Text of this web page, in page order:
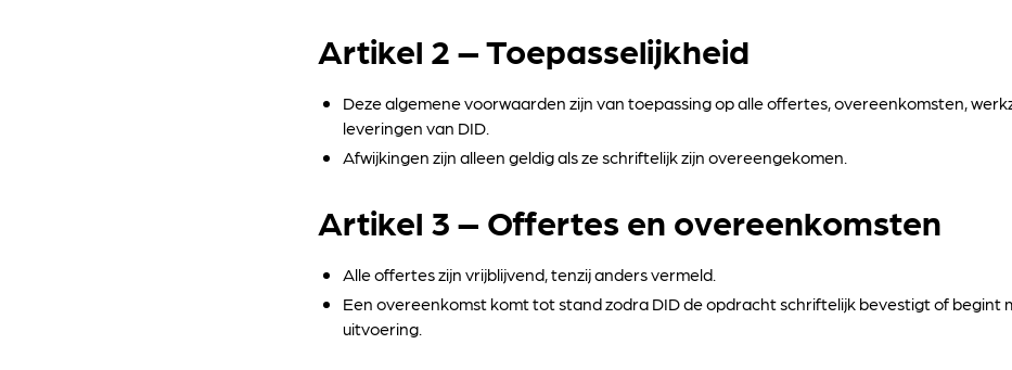
Artikel 2 – Toepasselijkheid
Deze algemene voorwaarden zijn van toepassing op alle offertes, overeenkomsten,
leveringen van DID.
Afwijkingen zijn alleen geldig als ze schriftelijk zijn overeengekomen.
Artikel 3 – Offertes en overeenkomsten
Alle offertes zijn vrijblijvend, tenzij anders vermeld.
Een overeenkomst komt tot stand zodra DID de opdracht schriftelijk bevestigt of begint
uitvoering.